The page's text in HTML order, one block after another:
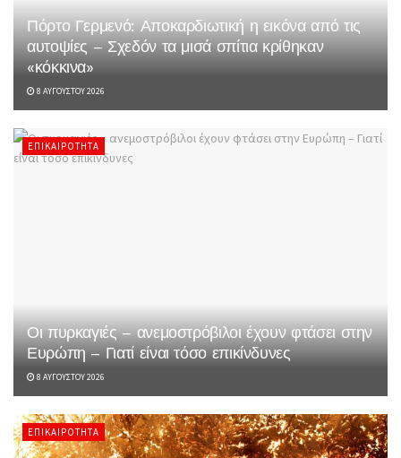
Πόρτο Γερμενό: Αποκαρδιωτική η εικόνα από τις
αυτοψίες – Σχεδόν τα μισά σπίτια κρίθηκαν
«κόκκινα»
8 ΑΥΓΟΎΣΤΟΥ 2026
ΕΠΙΚΑΙΡΌΤΗΤΑ
Οι πυρκαγιές – ανεμοστρόβιλοι έχουν φτάσει στην
Ευρώπη – Γιατί είναι τόσο επικίνδυνες
8 ΑΥΓΟΎΣΤΟΥ 2026
ΕΠΙΚΑΙΡΌΤΗΤΑ